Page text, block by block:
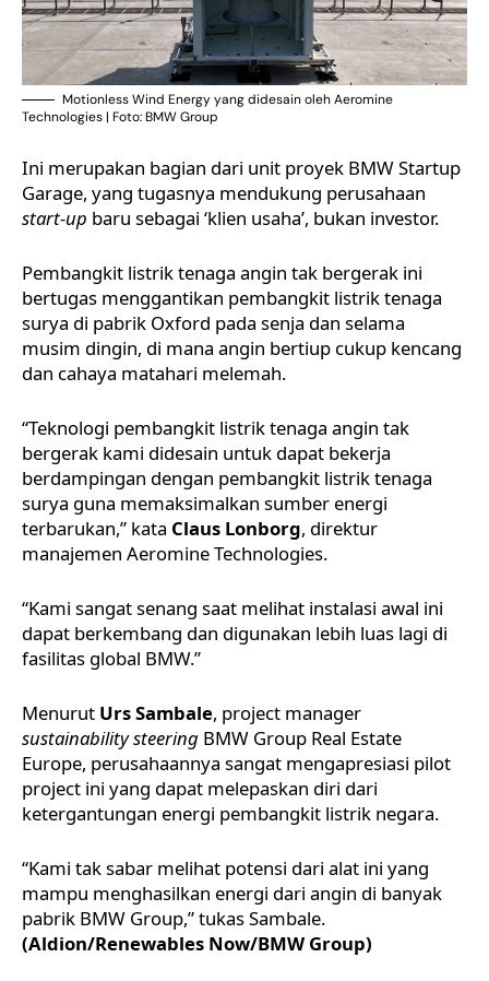
Motionless Wind Energy yang didesain oleh Aeromine
Technologies | Foto: BMW Group
Ini merupakan bagian dari unit proyek BMW Startup
Garage, yang tugasnya mendukung perusahaan
start-up baru sebagai ‘klien usaha’, bukan investor.
Pembangkit listrik tenaga angin tak bergerak ini
bertugas menggantikan pembangkit listrik tenaga
surya di pabrik Oxford pada senja dan selama
musim dingin, di mana angin bertiup cukup kencang
dan cahaya matahari melemah.
“Teknologi pembangkit listrik tenaga angin tak
bergerak kami didesain untuk dapat bekerja
berdampingan dengan pembangkit listrik tenaga
surya guna memaksimalkan sumber energi
terbarukan,” kata Claus Lonborg, direktur
manajemen Aeromine Technologies.
“Kami sangat senang saat melihat instalasi awal ini
dapat berkembang dan digunakan lebih luas lagi di
fasilitas global BMW.”
Menurut Urs Sambale, project manager
sustainability steering BMW Group Real Estate
Europe, perusahaannya sangat mengapresiasi pilot
project ini yang dapat melepaskan diri dari
ketergantungan energi pembangkit listrik negara.
“Kami tak sabar melihat potensi dari alat ini yang
mampu menghasilkan energi dari angin di banyak
pabrik BMW Group,” tukas Sambale.
(Aldion/Renewables Now/BMW Group)